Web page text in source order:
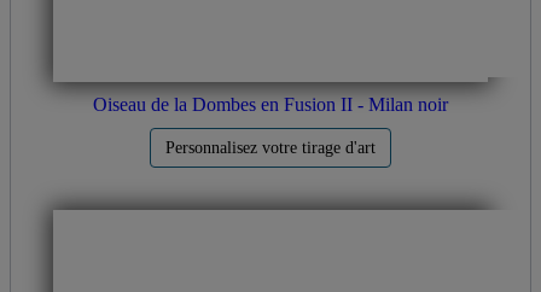
Oiseau de la Dombes en Fusion II - Milan noir
Personnalisez votre tirage d'art